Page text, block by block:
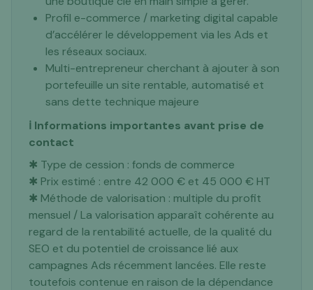
Profil e-commerce / marketing digital capable
d’accélérer le développement via les Ads et
les réseaux sociaux.
Multi-entrepreneur cherchant à ajouter à son
portefeuille un site rentable, automatisé et
sans dette technique majeure
ℹ️ Informations importantes avant prise de
contact
✱ Type de cession : fonds de commerce
✱ Prix estimé : entre 42 000 € et 45 000 € HT
✱ Méthode de valorisation : multiple du profit
mensuel / La valorisation apparaît cohérente au
regard de la rentabilité actuelle, de la qualité du
SEO et du potentiel de croissance lié aux
campagnes Ads récemment lancées. Elle reste
toutefois contenue en raison de la dépendance